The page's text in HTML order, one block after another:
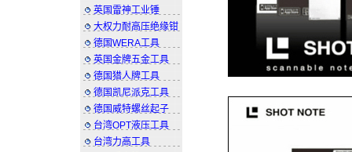
英国雷神工业锤
大权力耐高压绝缘钳
德国WERA工具
英国金牌五金工具
德国猎人牌工具
德国凯尼派克工具
德国威特螺丝起子
台湾OPT液压工具
台湾力高工具